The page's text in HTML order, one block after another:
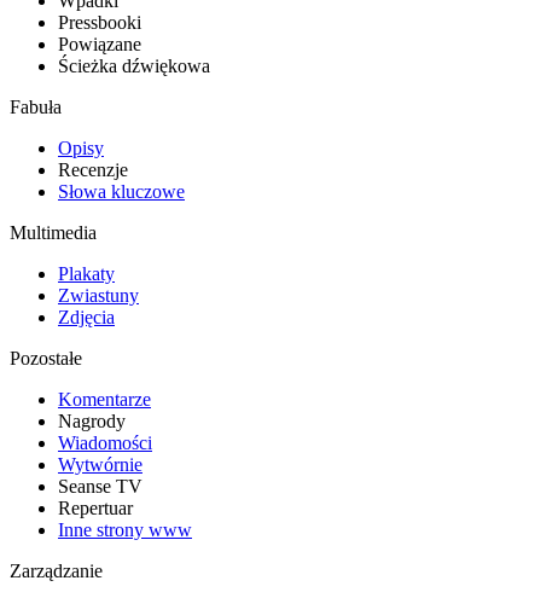
Pressbooki
Powiązane
Ścieżka dźwiękowa
Fabuła
Opisy
Recenzje
Słowa kluczowe
Multimedia
Plakaty
Zwiastuny
Zdjęcia
Pozostałe
Komentarze
Nagrody
Wiadomości
Wytwórnie
Seanse TV
Repertuar
Inne strony www
Zarządzanie